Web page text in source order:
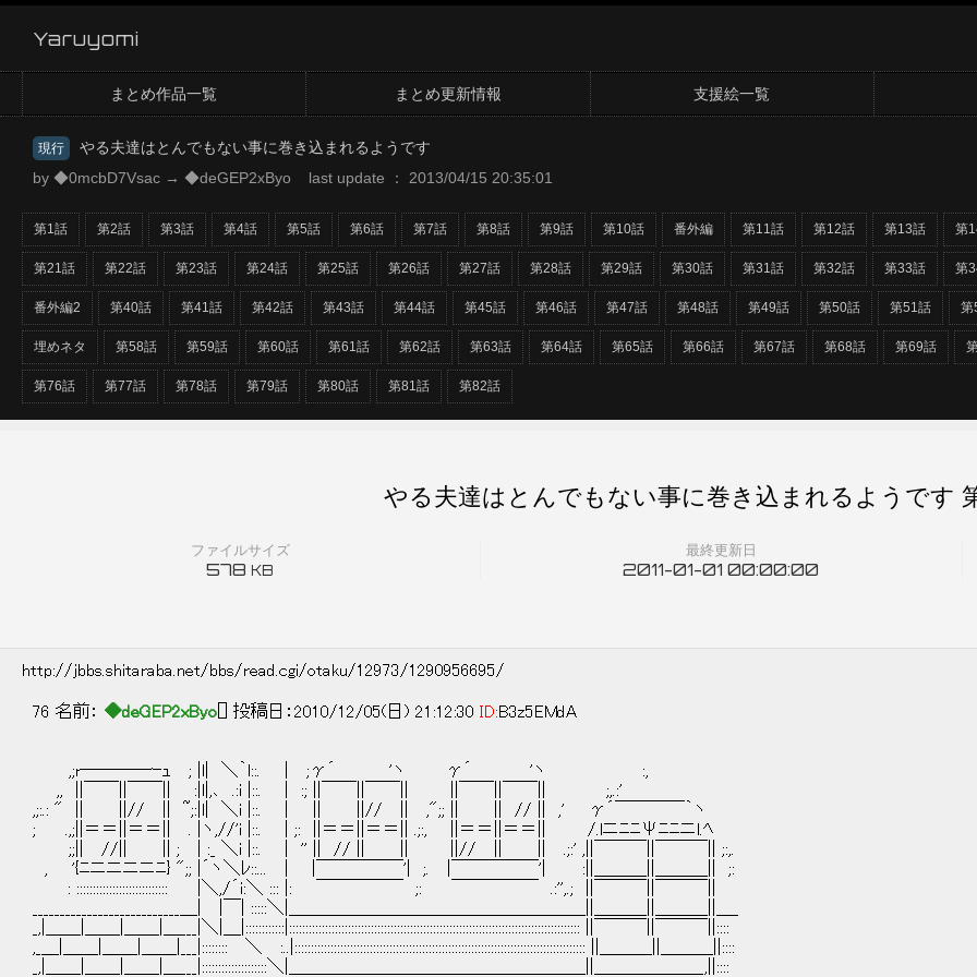
Yaruyomi
まとめ作品一覧 まとめ更新情報 支援絵一覧
現行
やる夫達はとんでもない事に巻き込まれるようです
by ◆0mcbD7Vsac → ◆deGEP2xByo last update ： 2013/04/15 20:35:01
第1話 第2話 第3話 第4話 第5話 第6話 第7話 第8話 第9話 第10話 番外編 第11話 第12話 第13話 第
第21話 第22話 第23話 第24話 第25話 第26話 第27話 第28話 第29話 第30話 第31話 第32話 第33話 第
番外編2 第40話 第41話 第42話 第43話 第44話 第45話 第46話 第47話 第48話 第49話 第50話 第51話 第
埋めネタ 第58話 第59話 第60話 第61話 第62話 第63話 第64話 第65話 第66話 第67話 第68話 第69話
第76話 第77話 第78話 第79話 第80話 第81話 第82話
ファイルサイズ
578 KB
最終更新日
2011-01-01 00:00:00
やる夫達はとんでもない事に巻き込まれるようです
http://jbbs.shitaraba.net/bbs/read.cgi/otaku/12973/1290956695/
76 名前： ◆deGEP2xByo [] 投稿日：2010/12/05(日) 21:12:30 ID:B3z5EMdA
,;r────ｰｭ ; |l| ＼｀l::. | ;γ´ 'ヽ γ´ 'ヽ :,
,, ||￣￣||￣￣|| :|l|,､ .:i |::. | :; ||￣￣||￣￣|| ||￣￣||￣￣|| ;,.:'
,;:.: " || ||// || ~;:|l| ＼i |::. | || ||// || ,";; || || // || ,' γ´￣￣￣￣｀ヽ
; .,;||＝＝||＝＝|| . |ヽ,//'i |::. | ;: ||＝＝||＝＝|| .;:, ||＝＝||＝＝|| /.lニﾆﾆΨﾆﾆニl.ﾍ
;;|| //|| || ; | :_ ＼i |::. | '' || // || || ||// || || .;:' ,||￣￣￣||￣￣￣|| ;:,.
, '{ﾆニニニニﾆ} ";; |´ヽ＼ﾚ::... | |￣￣￣￣￣'| ;. |￣￣￣￣￣'| :||＿＿＿||＿＿＿|| ;:
: :::::::::::::::::::::::::::: |＼,/´i:＼ ::: |: ￣￣￣￣￣ ;: ￣￣￣￣￣ .:'',.; ||￣￣￣||￣￣￣||
___________________________＿| |￣| :::::＼|＿＿＿＿＿＿＿＿＿＿＿＿＿＿＿＿＿||＿＿＿||＿＿＿||＿_
_,|＿＿|＿＿|＿＿|＿___|＼|＿|::::::::::::|::::::::::::::::::::::::::::::::::::::::::::::::::::::::::::::::::::::::::::::::::::::::: ||￣￣￣||￣￣￣||::::
,_＿|＿＿|＿＿|＿＿|___|:::::::: ＼ :..|::::::::::::::::::::::::::::::::::::::::::::::::::::::::::::::::::::::::::::::::::::::::: ||＿＿＿||＿＿＿||::::
_,|＿＿|＿＿|＿＿|＿___|::::::::::::::::::::＼|＿＿＿＿＿＿＿＿＿＿＿＿＿＿＿＿＿||＿＿＿＿＿＿_,||::::